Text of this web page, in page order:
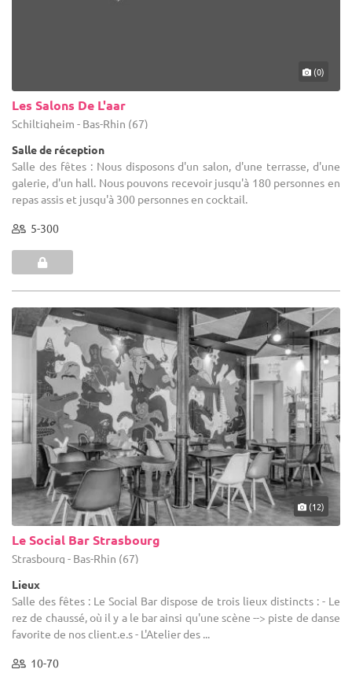
(0)
Les Salons De L'aar
Schiltigheim - Bas-Rhin (67)
Salle de réception
Salle des fêtes : Nous disposons d'un salon, d'une terrasse, d'une
galerie, d'un hall. Nous pouvons recevoir jusqu'à 180 personnes en
repas assis et jusqu'à 300 personnes en cocktail.
5-300
(12)
Le Social Bar Strasbourg
Strasbourg - Bas-Rhin (67)
Lieux
Salle des fêtes : Le Social Bar dispose de trois lieux distincts : - Le
rez de chaussé, où il y a le bar ainsi qu'une scène --> piste de danse
favorite de nos client.e.s - L'Atelier des ...
10-70